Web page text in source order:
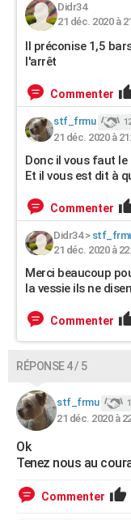
Didr34
21 déc. 2020 à
Il préconise 1,5
l'arrêt
Commenter
stf_frmu
21 déc. 2020 à
Donc il vous faut
Et il vous est dit à
Commenter
Didr34>
21 déc. 2020 à
Merci beaucoup
la vessie ils ne
Commenter
RÉPONSE 4 / 5
stf_frmu
21 déc. 2020 à
Ok
Tenez nous au
Commenter